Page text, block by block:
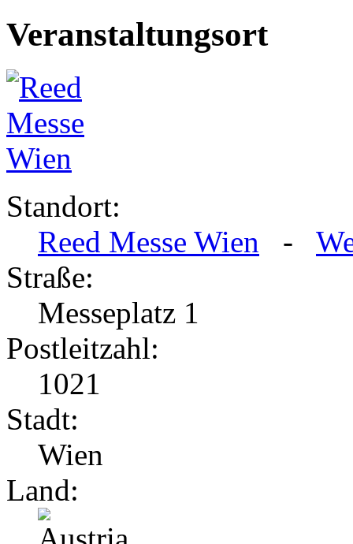
Veranstaltungsort
Standort:
Reed Messe Wien -
Straße:
Messeplatz 1
Postleitzahl:
1021
Stadt:
Wien
Land: